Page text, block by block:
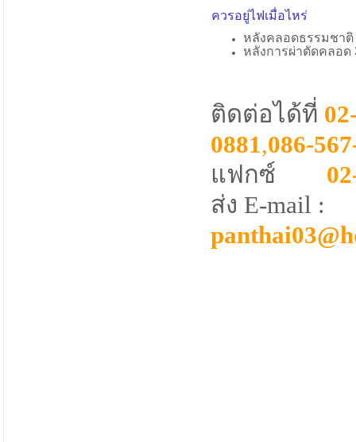
ควรอยู่ไฟเมื่อไหร่
หลังคลอดธรรมชาติ
หลังการผ่าตัดคลอด
ติดต่อได้ที่
0881,086-
แฟกซ์
ส่ง E-mail :